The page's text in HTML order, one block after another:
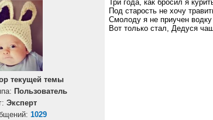
текущей темы
Пользователь
Эксперт
1029
Три года, как бросил я
Под старость не хочу
Смолоду я не приучен
Вот только стал, Дедуся